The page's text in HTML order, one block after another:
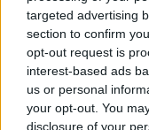
targeted advertising
section to confirm
opt-out request is
interest-based ads
us or personal
your opt-out. You
disclosure of your